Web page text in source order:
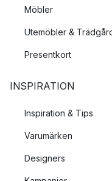
Möbler
Utemöbler &
Presentkort
INSPIRATION
Inspiration & Tips
Varumärken
Designers